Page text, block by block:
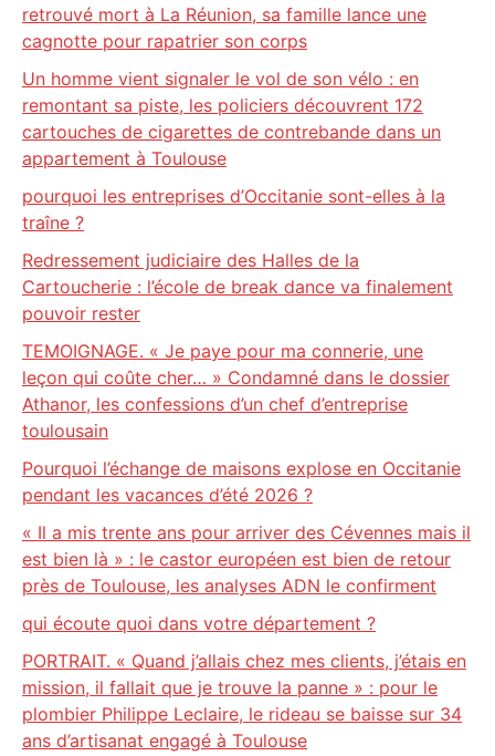
retrouvé mort à La Réunion, sa famille lance une
cagnotte pour rapatrier son corps
Un homme vient signaler le vol de son vélo : en
remontant sa piste, les policiers découvrent 172
cartouches de cigarettes de contrebande dans un
appartement à Toulouse
pourquoi les entreprises d’Occitanie sont-elles à la
traîne ?
Redressement judiciaire des Halles de la
Cartoucherie : l’école de break dance va finalement
pouvoir rester
TEMOIGNAGE. « Je paye pour ma connerie, une
leçon qui coûte cher… » Condamné dans le dossier
Athanor, les confessions d’un chef d’entreprise
toulousain
Pourquoi l’échange de maisons explose en Occitanie
pendant les vacances d’été 2026 ?
« Il a mis trente ans pour arriver des Cévennes mais il
est bien là » : le castor européen est bien de retour
près de Toulouse, les analyses ADN le confirment
qui écoute quoi dans votre département ?
PORTRAIT. « Quand j’allais chez mes clients, j’étais en
mission, il fallait que je trouve la panne » : pour le
plombier Philippe Leclaire, le rideau se baisse sur 34
ans d’artisanat engagé à Toulouse